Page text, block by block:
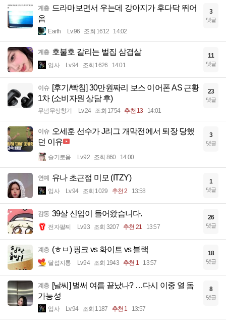
계층 드라마보면서 우는데 강아지가 후다닥 뛰어
옴
Earth Lv.96 조회 1612 14:02
3
댓글
계층 호불호 갈리는 벌집 삼겹살
입사 Lv.94 조회 1626 14:01
11
댓글
이슈 [후기/빡침] 30만원짜리 보스 이어폰 AS 근황
1차 (소비자원 상담 후)
무념무상창기 Lv.24 조회 1754 추천 13 14:01
23
댓글
이슈 오세훈 선수가 J리그 개막전에서 퇴장 당했
던 이유
슬기로움 Lv.92 조회 860 14:00
3
댓글
연예 유나 초근접 미모 (ITZY)
입사 Lv.94 조회 1029 추천 2 13:58
1
댓글
감동 39살 신입이 들어왔습니다.
전자팔찌 Lv.93 조회 3207 추천 21 13:57
26
댓글
계층 (ㅎㅂ) 핑크 vs 화이트 vs 블랙
달섭지롱 Lv.94 조회 1943 추천 1 13:57
18
댓글
계층 [날씨] 벌써 여름 끝났나? …다시 이중 열 돔
가능성
입사 Lv.94 조회 1187 추천 1 13:57
8
댓글